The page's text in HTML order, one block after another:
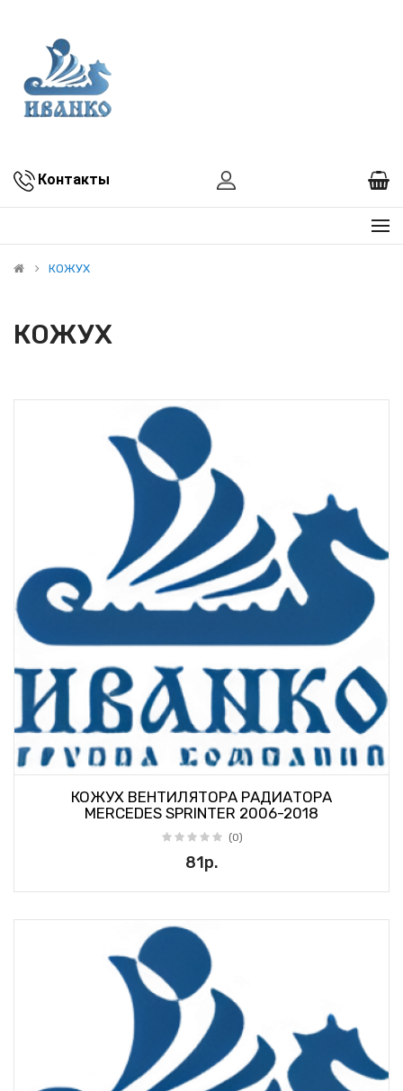
Контакты
КОЖУХ
КОЖУХ
КОЖУХ ВЕНТИЛЯТОРА РАДИАТОРА
MERCEDES SPRINTER 2006-2018
(0)
81р.